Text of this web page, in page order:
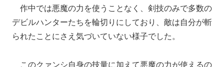
作中では悪魔の力を使うことなく、剣技のみで多数の
デビルハンターたちを輪切りにしており、敵は自分が斬
られたことにさえ気づいていない様子でした。
このクァンシ自身の技量に加えて悪魔の力が使えるの